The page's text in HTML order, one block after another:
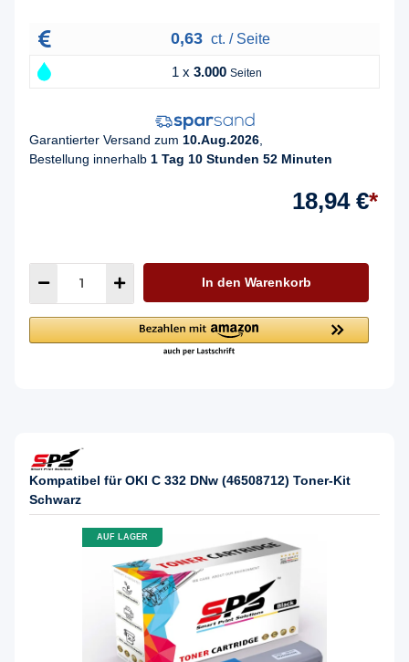
0,63 ct. / Seite
1 x 3.000 Seiten
Garantierter Versand zum 10.Aug.2026
Bestellung innerhalb 1 Tag 10 Stunden 52 Minuten
18,94 €*
In den Warenkorb
Kompatibel für OKI C 332 DNw (46508712) Toner-Kit
Schwarz
AUF LAGER